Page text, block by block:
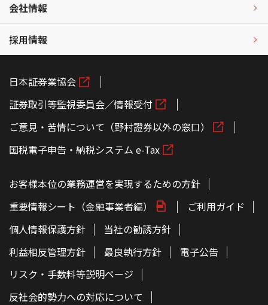
会社情報
採用情報
日本証券業協会
証券取引等監視委員会／情報受付
ご意見・苦情について（野村證券以外の窓口）
国税電子申告・納税システム e-Tax
お客様本位の業務運営を実現するための方針
重要情報シート（金融事業者編）
ご利用ガイド
個人情報保護方針
当社の勧誘方針
利益相反管理方針
最良執行方針
電子公告
リスク・手数料等説明ページ
反社会的勢力への対応について